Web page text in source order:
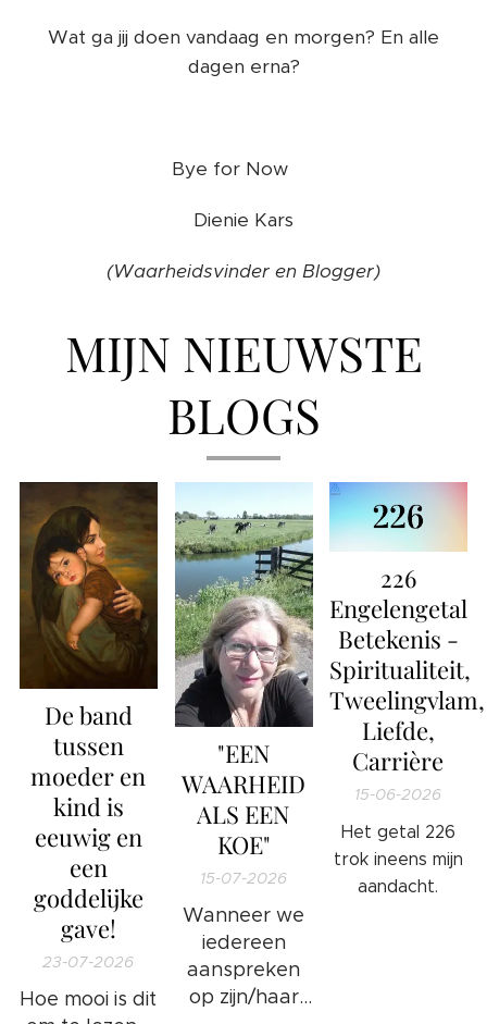
Wat ga jij doen vandaag en morgen? En alle
dagen erna?
Bye for Now ❤️
Dienie Kars
(Waarheidsvinder en Blogger)
MIJN NIEUWSTE
BLOGS
De band
tussen
moeder en
kind is
eeuwig en
een
goddelijke
gave!
23-07-2026
Hoe mooi is dit
"EEN
WAARHEID
ALS EEN
KOE"
15-07-2026
Wanneer we
iedereen
aanspreken
op zijn/haar
226
Engelengetal
Betekenis -
Spiritualiteit,
Tweelingvlam,
Liefde,
Carrière
15-06-2026
Het getal 226
trok ineens mijn
aandacht.